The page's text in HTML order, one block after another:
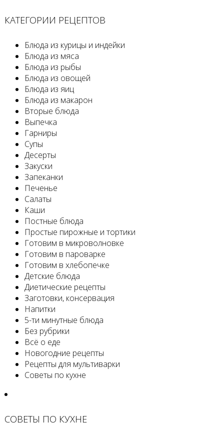
КАТЕГОРИИ РЕЦЕПТОВ
Блюда из курицы и индейки
Блюда из мяса
Блюда из рыбы
Блюда из овощей
Блюда из яиц
Блюда из макарон
Вторые блюда
Выпечка
Гарниры
Супы
Десерты
Закуски
Запеканки
Печенье
Салаты
Каши
Постные блюда
Простые пирожные и тортики
Готовим в микроволновке
Готовим в пароварке
Готовим в хлебопечке
Детские блюда
Диетические рецепты
Заготовки, консервация
Напитки
5-ти минутные блюда
Без рубрики
Всё о еде
Новогодние рецепты
Рецепты для мультиварки
Советы по кухне
СОВЕТЫ ПО КУХНЕ